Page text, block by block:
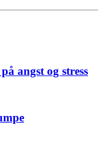
angst og stress